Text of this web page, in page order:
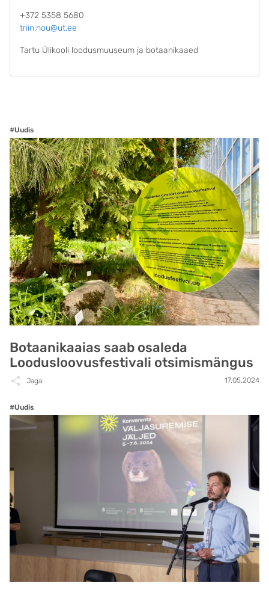
+372 5358 5680
triin.nou@ut.ee
Tartu Ülikooli loodusmuuseum ja botaanikaaed
#Uudis
Botaanikaaias saab osaleda
Loodusloovusfestivali otsimismängus
Jaga 17.05.2024
#Uudis